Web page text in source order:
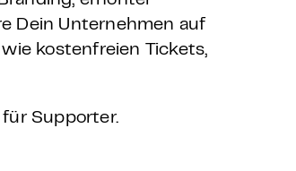
Dein Unternehmen auf
kostenfreien Tickets,
Supporter.